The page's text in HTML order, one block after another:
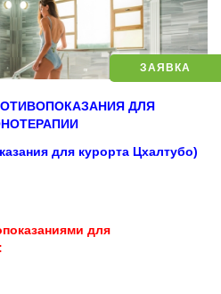
ЗАЯВКА
10:00 - 17:00
+995 555 63 29
ДЛЯ
для курорта Цхалтубо)
для